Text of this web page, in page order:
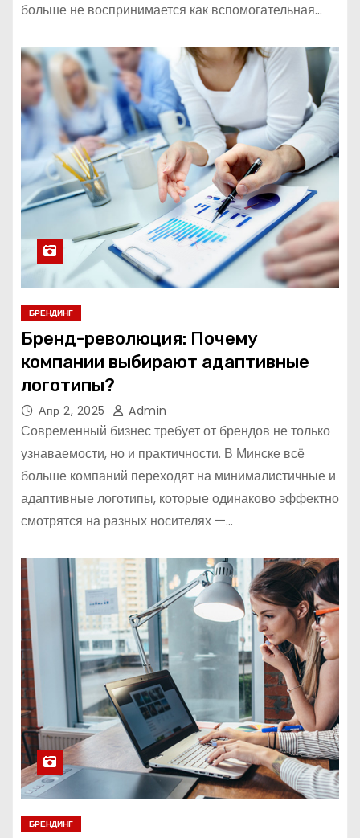
больше не воспринимается как вспомогательная…
БРЕНДИНГ
Бренд-революция: Почему
компании выбирают адаптивные
логотипы?
Апр 2, 2025 Admin
Современный бизнес требует от брендов не только
узнаваемости, но и практичности. В Минске всё
больше компаний переходят на минималистичные и
адаптивные логотипы, которые одинаково эффектно
смотрятся на разных носителях —…
БРЕНДИНГ